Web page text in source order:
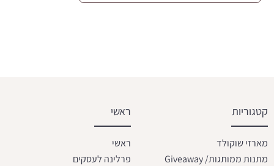
קטגוריות
מארזי שוקולד
מתנות ממותגות/ Giveaway
ראשי
ראשי
פרלינה לעסקים